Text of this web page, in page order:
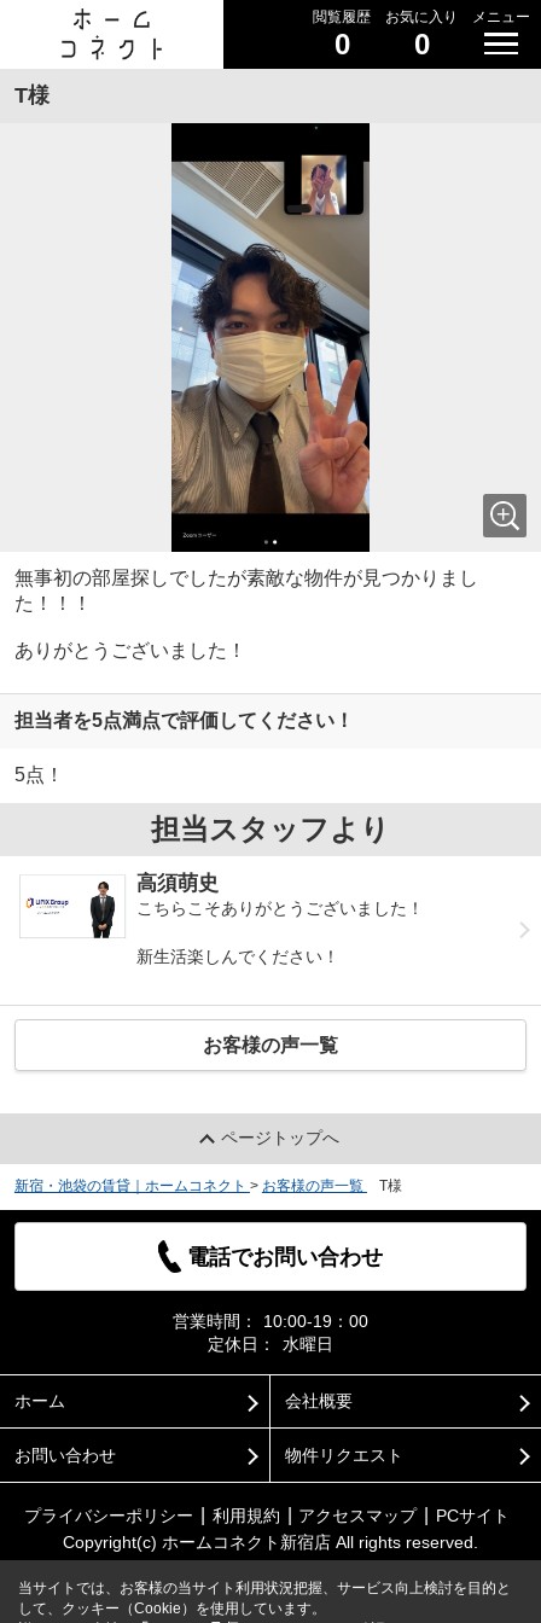
閲覧履歴
0
お気に入り
0
メニュー
T様
無事初の部屋探しでしたが素敵な物件が見つかりまし
た！！！
ありがとうございました！
担当者を5点満点で評価してください！
5点！
担当スタッフより
高須萌史
こちらこそありがとうございました！
新生活楽しんでください！
お客様の声一覧
ページトップへ
新宿・池袋の賃貸｜ホームコネクト > お客様の声一覧 T様
電話でお問い合わせ
営業時間：
10:00-19：00
定休日：
水曜日
ホーム 会社概要
お問い合わせ 物件リクエスト
プライバシーポリシー 利用規約 アクセスマップ
PCサイト
Copyright(c) ホームコネクト新宿店 All rights reserved.
当サイトでは、お客様の当サイト利用状況把握、サービス向上検討を目的と
して、クッキー（Cookie）を使用しています。